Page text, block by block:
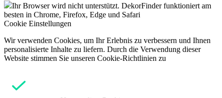
Ihr Browser wird nicht unterstützt. DekorFinder funktioniert am
besten in Chrome, Firefox, Edge und Safari
Cookie Einstellungen
Wir verwenden Cookies, um Ihr Erlebnis zu verbessern und Ihnen
personalisierte Inhalte zu liefern. Durch die Verwendung dieser
Website stimmen Sie unseren Cookie-Richtlinien zu